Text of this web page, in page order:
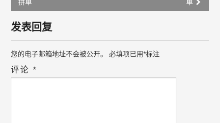
拼单
单
发表回复
您的电子邮箱地址不会被公开。 必填项已用*标注
评论*